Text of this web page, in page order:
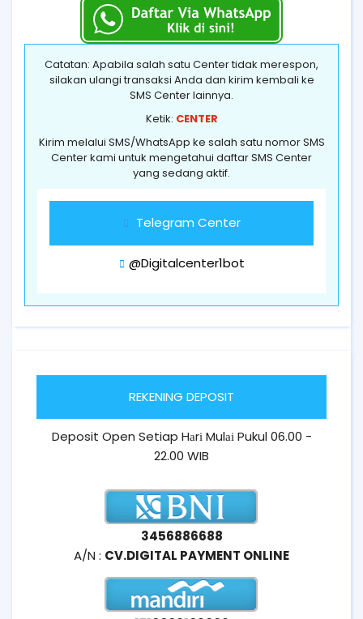
Catatan: Apabila salah satu Center tidak merespon,
silakan ulangi transaksi Anda dan kirim kembali ke
SMS Center lainnya.
Ketik: CENTER
Kirim melalui SMS/WhatsApp ke salah satu nomor SMS
Center kami untuk mengetahui daftar SMS Center
yang sedang aktif.
Telegram Center
@Digitalcenter1bot
REKENING DEPOSIT
Deposit Open Setiap Hаrі Mulаі Pukul 06.00 -
22.00 WIB
3456886688
A/N : CV.DIGITAL PAYMENT ONLINE